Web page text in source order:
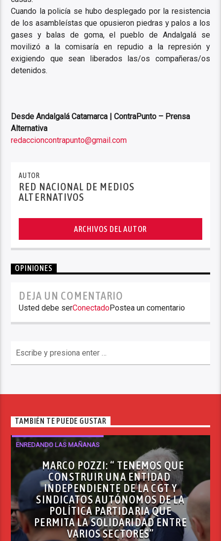
Cuando la policía se hubo desplegado por la resistencia
de los asambleístas que opusieron piedras y palos a los
gases y balas de goma, el pueblo de Andalgalá se
movilizó a la comisaría en repudio a la represión y
exigiendo que sean liberados las/os compañeras/os
detenidos.
Desde Andalgalá Catamarca | ContraPunto – Prensa
Alternativa
redaccioncontrapunto@gmail.com
AUTOR
RED NACIONAL DE MEDIOS
ALTERNATIVOS
ARCHIVOS DEL AUTOR
OPINIONES
DEJA UN COMENTARIO
Usted debe serConectadoPostea un comentario
TAMBIÉN TE PUEDE GUSTAR
ENREDANDO LAS MAÑANAS
MARCO POZZI: “ TENEMOS QUE
CONSTRUIR UNA ENTIDAD
INDEPENDIENTE DE LA CGT Y
SINDICATOS AUTÓNOMOS DE LA
POLÍTICA PARTIDARIA QUE
PERMITA LA SOLIDARIDAD ENTRE
VARIOS SECTORES”